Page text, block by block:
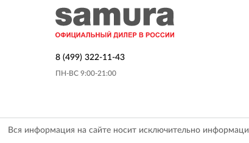
8 (499) 322-11-43
ПН-ВС 9:00-21:00
Вся информация на сайте носит исключительно